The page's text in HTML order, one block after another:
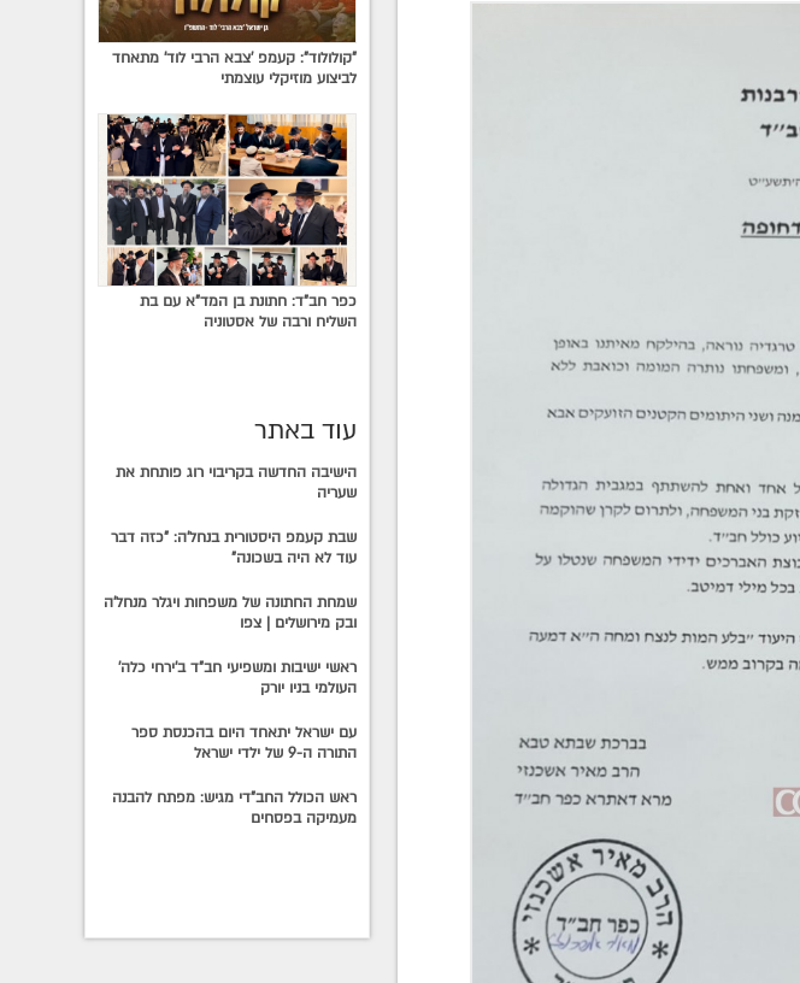
"קולולוד": קעמפ 'צבא הרבי לוד' מתאחד
לביצוע מוזיקלי עוצמתי
כפר חב"ד: חתונת בן המד"א עם בת
השליח ורבה של אסטוניה
עוד באתר
הישיבה החדשה בקריבוי רוג פותחת את
שעריה
שבת קעמפ היסטורית בנחל'ה: "כזה דבר
עוד לא היה בשכונה"
שמחת החתונה של משפחות ויגלר מנחל'ה
ובק מירושלים | צפו
ראשי ישיבות ומשפיעי חב"ד ב'ירחי כלה'
העולמי בניו יורק
עם ישראל יתאחד היום בהכנסת ספר
התורה ה-9 של ילדי ישראל
ראש הכולל החב"די מגיש: מפתח להבנה
מעמיקה בפסחים